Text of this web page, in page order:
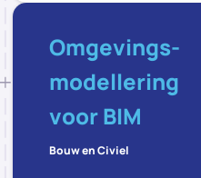
Omgevings-
modellering
voor BIM
Bouw en Civiel